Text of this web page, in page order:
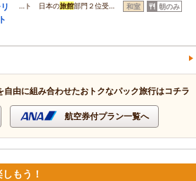
…ト 日本の旅館部門２位受… 和室 朝のみ
自由に組み合わせたおトクなパック旅行はコチラ
航空券付プラン一覧へ
もう！